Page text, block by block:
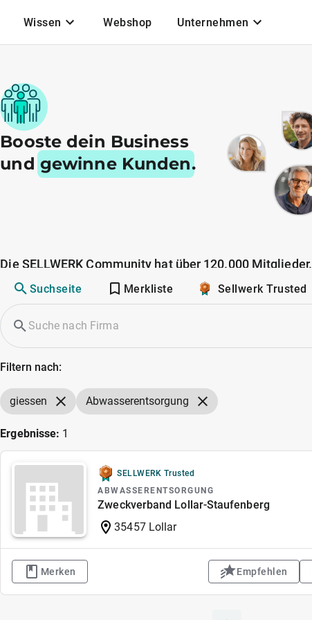
Wissen Webshop Unternehmen
Booste dein Business
und gewinne Kunden.
Die SELLWERK Community hat über 120.000 Mitglieder.
Suchseite Merkliste Sellwerk Trusted
Filtern nach:
giessen Abwasserentsorgung
Ergebnisse: 1
SELLWERK Trusted
ABWASSERENTSORGUNG
Zweckverband Lollar-Staufenberg
35457 Lollar
Merken Empfehlen